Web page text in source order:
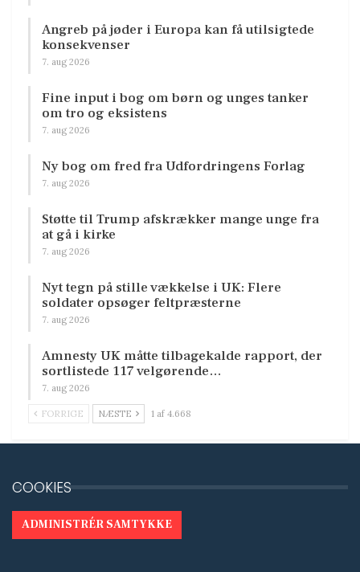
Angreb på jøder i Europa kan få utilsigtede
konsekvenser
7. aug 2026
Fine input i bog om børn og unges tanker
om tro og eksistens
7. aug 2026
Ny bog om fred fra Udfordringens Forlag
7. aug 2026
Støtte til Trump afskrækker mange unge fra
at gå i kirke
7. aug 2026
Nyt tegn på stille vækkelse i UK: Flere
soldater opsøger feltpræsterne
7. aug 2026
Amnesty UK måtte tilbagekalde rapport, der
sortlistede 117 velgørende…
7. aug 2026
FORRIGE NÆSTE 1 af 4.668
COOKIES
ADMINISTRÉR SAMTYKKE